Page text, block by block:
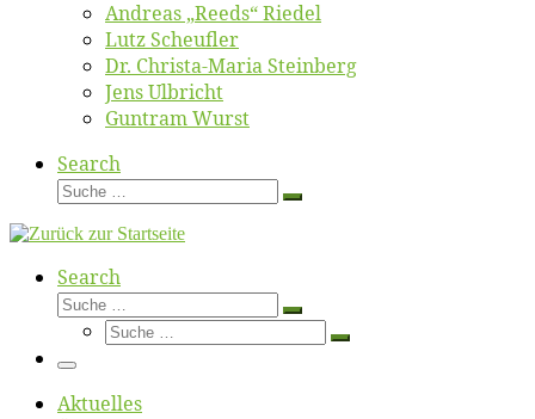
An­dre­as „Reeds“ Riedel
Lutz Scheuf­ler
Dr. Chris­­ta-Ma­ria Steinberg
Jens Ulb­richt
Gun­tram Wurst
Search
Suche
Suche
Search
Suche
Suche
Suche
Suche
Menü
Ak­tu­el­les